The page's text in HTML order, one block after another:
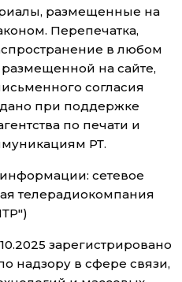
размещенные на
Перепечатка,
в любом
на сайте,
согласия
при поддержке
по печати и
РТ.
сетевое
телерадиокомпания
зарегистрировано
надзору в сфере связи,